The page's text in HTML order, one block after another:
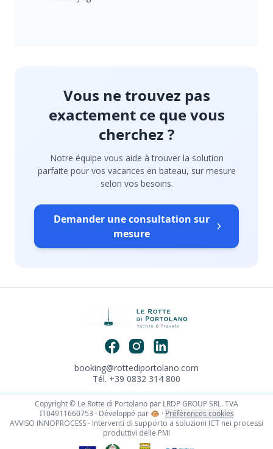
Vous ne trouvez pas
exactement ce que vous
cherchez ?
Notre équipe vous aide à trouver la solution
parfaite pour vos vacances en bateau, sur mesure
selon vos besoins.
Demander une consultation sur
mesure
booking@rottediportolano.com
Tél. +39 0832 314 800
Copyright © Le Rotte di Portolano par LRDP GROUP SRL. TVA
IT04911660753 · Développé par 🐵 · Préférences cookies
AVVISO INNOPROCESS - Interventi di supporto a soluzioni ICT nei processi
produttivi delle PMI